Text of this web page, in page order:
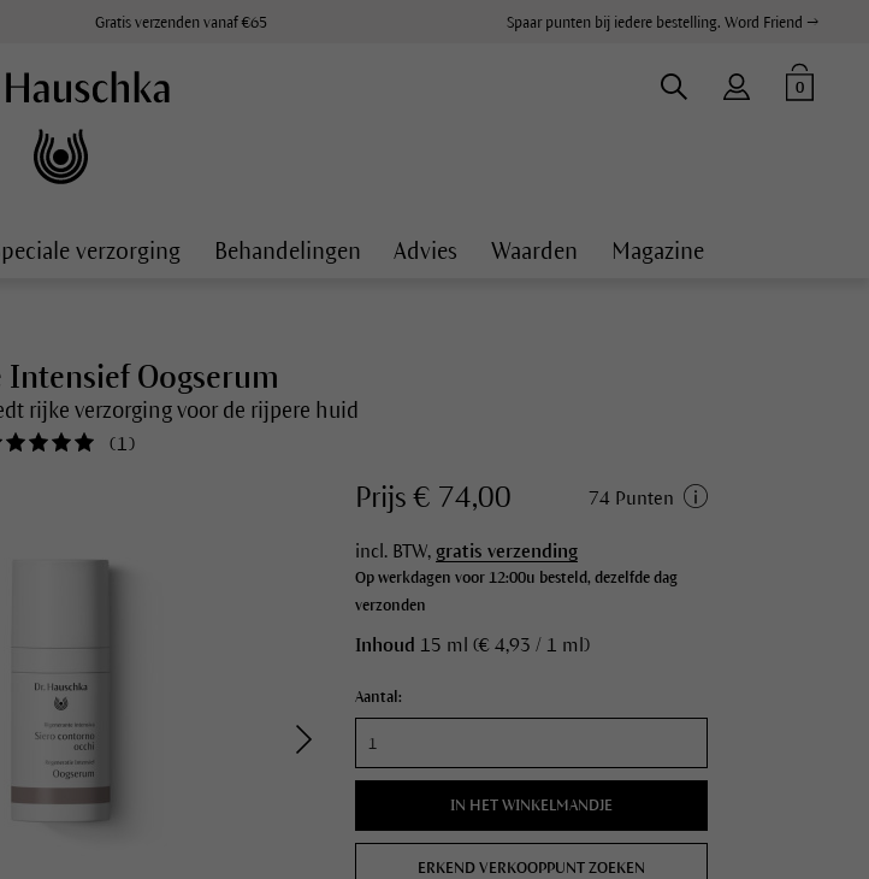
Gratis verzenden vanaf €65 Spaar punten bij iedere bestelling. Word Friend →
0
verzorging Behandelingen Advies Waarden Magazine
Intensief Oogserum
rijke verzorging voor de rijpere huid
(1)
Prijs € 74,00 74 Punten
incl. BTW, gratis verzending
Op werkdagen voor 12:00u besteld, dezelfde dag
verzonden
Inhoud 15 ml (€ 4,93 / 1 ml)
Aantal:
IN HET WINKELMANDJE
ERKEND VERKOOPPUNT ZOEKEN